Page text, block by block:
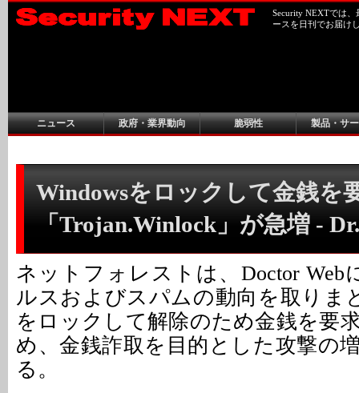
Security NEXTでは
ースを日刊でお届け
ニュース 政府・業界動向 脆弱性 製品・サ
Windowsをロックして金銭を
「Trojan.Winlock」が急増 -
ネットフォレストは、Doctor Web
ルスおよびスパムの動向を取りま
をロックして解除のため金銭を要
め、金銭詐取を目的とした攻撃の
る。